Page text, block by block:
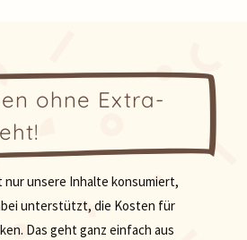
ohne Extra-
nur unsere Inhalte konsumiert,
unterstützt, die Kosten für
Das geht ganz einfach aus